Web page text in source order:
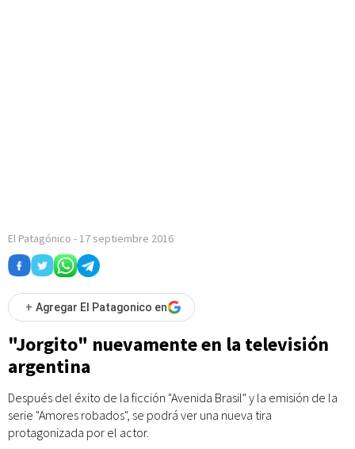
El Patagónico - 17 septiembre 2016
+ Agregar El Patagonico en
"Jorgito" nuevamente en la televisión
argentina
Después del éxito de la ficción "Avenida Brasil" y la emisión de la
serie "Amores robados", se podrá ver una nueva tira
protagonizada por el actor.